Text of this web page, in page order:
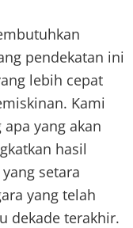
pendekatan ini
lebih cepat
Kami
yang akan
hasil
setara
yang telah
dekade terakhir.